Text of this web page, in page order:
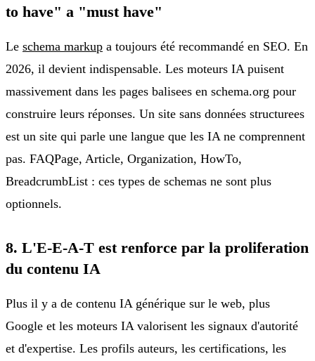
to have" a "must have"
Le schema markup a toujours été recommandé en SEO. En
2026, il devient indispensable. Les moteurs IA puisent
massivement dans les pages balisees en schema.org pour
construire leurs réponses. Un site sans données structurees
est un site qui parle une langue que les IA ne comprennent
pas. FAQPage, Article, Organization, HowTo,
BreadcrumbList : ces types de schemas ne sont plus
optionnels.
8. L'E-E-A-T est renforce par la proliferation
du contenu IA
Plus il y a de contenu IA générique sur le web, plus
Google et les moteurs IA valorisent les signaux d'autorité
et d'expertise. Les profils auteurs, les certifications, les